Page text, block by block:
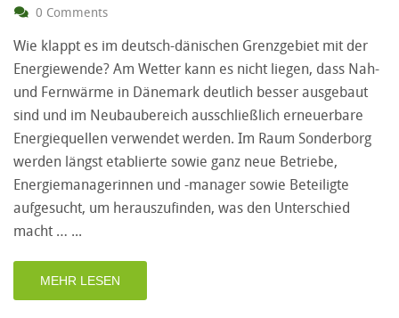
0 Comments
Wie klappt es im deutsch-dänischen Grenzgebiet mit der
Energiewende? Am Wetter kann es nicht liegen, dass Nah-
und Fernwärme in Dänemark deutlich besser ausgebaut
sind und im Neubaubereich ausschließlich erneuerbare
Energiequellen verwendet werden. Im Raum Sonderborg
werden längst etablierte sowie ganz neue Betriebe,
Energiemanagerinnen und -manager sowie Beteiligte
aufgesucht, um herauszufinden, was den Unterschied
macht …
MEHR LESEN